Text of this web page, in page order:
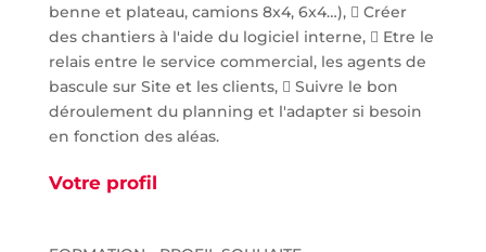
benne et plateau, camions 8x4, 6x4…),  Créer
des chantiers à l'aide du logiciel interne,  Etre le
relais entre le service commercial, les agents de
bascule sur Site et les clients,  Suivre le bon
déroulement du planning et l'adapter si besoin
en fonction des aléas.
Votre profil